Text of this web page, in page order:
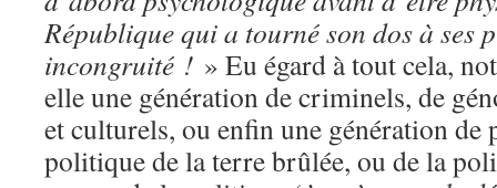
République qui a tourné son dos à ses
incongruité ! » Eu égard à tout cela,
elle une génération de criminels, de
et culturels, ou enfin une génération de
politique de la terre brûlée, ou de la